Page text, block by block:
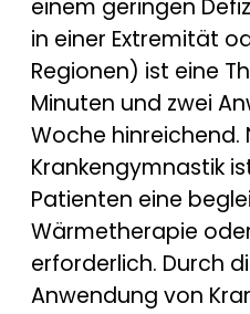
einem geringen
in einer Extremität
Regionen) ist eine
Minuten und zwei
Woche hinreichend.
Krankengymnastik
Patienten eine
Wärmetherapie
erforderlich. Durch
Anwendung von